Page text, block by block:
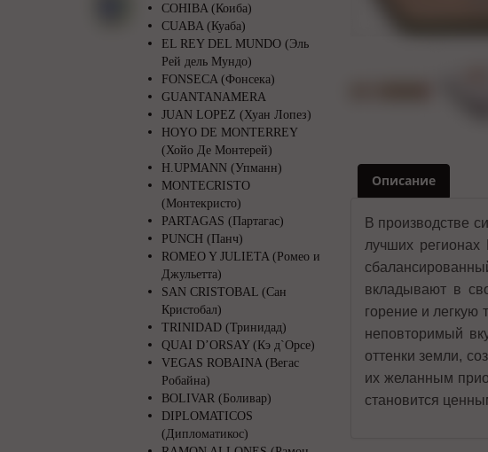
COHIBA (Коиба)
CUABA (Куаба)
EL REY DEL MUNDO (Эль
Рей дель Мундо)
FONSECA (Фонсека)
GUANTANAMERA
JUAN LOPEZ (Хуан Лопез)
HOYO DE MONTERREY
(Хойо Де Монтерей)
H.UPMANN (Упманн)
MONTECRISTO
(Монтекристо)
PARTAGAS (Партагас)
PUNCH (Панч)
ROMEO Y JULIETA (Ромео и
Джульетта)
SAN CRISTOBAL (Сан
Кристобал)
TRINIDAD (Тринидад)
QUAI D’ORSAY (Кэ д`Орсе)
VEGAS ROBAINA (Вегас
Робайна)
BOLIVAR (Боливар)
DIPLOMATICOS
(Дипломатикос)
Описание
В производстве
лучших
вкладывают в
горение и легкую
неповторимый
оттенки земли,
их желанным
становится